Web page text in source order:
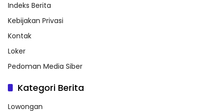
Indeks Berita
Kebijakan Privasi
Kontak
Loker
Pedoman Media Siber
Kategori Berita
Lowongan